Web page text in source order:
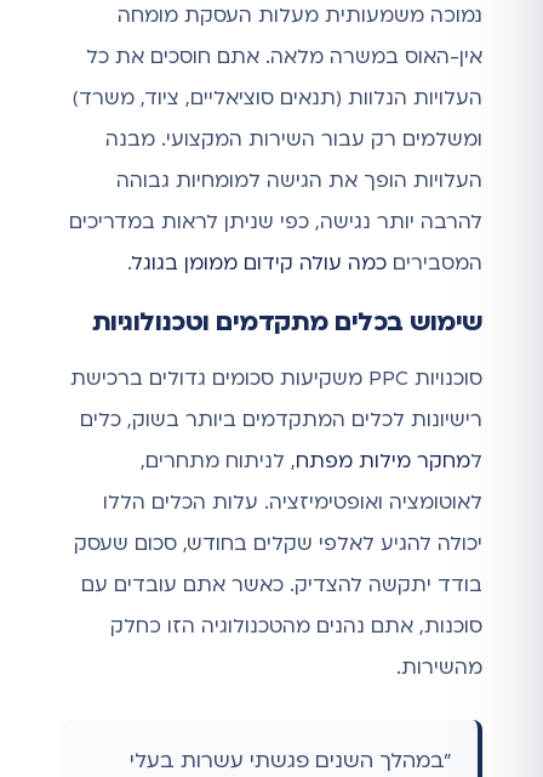
נמוכה משמעותית מעלות העסקת מומחה
אין-האוס במשרה מלאה. אתם חוסכים את כל
העלויות הנלוות (תנאים סוציאליים, ציוד, משרד)
ומשלמים רק עבור השירות המקצועי. מבנה
העלויות הופך את הגישה למומחיות גבוהה
להרבה יותר נגישה, כפי שניתן לראות במדריכים
המסבירים כמה עולה קידום ממומן בגוגל.
שימוש בכלים מתקדמים וטכנולוגיות
סוכנויות PPC משקיעות סכומים גדולים ברכישת
רישיונות לכלים המתקדמים ביותר בשוק, כלים
למחקר מילות מפתח, לניתוח מתחרים,
לאוטומציה ואופטימיזציה. עלות הכלים הללו
יכולה להגיע לאלפי שקלים בחודש, סכום שעסק
בודד יתקשה להצדיק. כאשר אתם עובדים עם
סוכנות, אתם נהנים מהטכנולוגיה הזו כחלק
מהשירות.
"במהלך השנים פגשתי עשרות בעלי